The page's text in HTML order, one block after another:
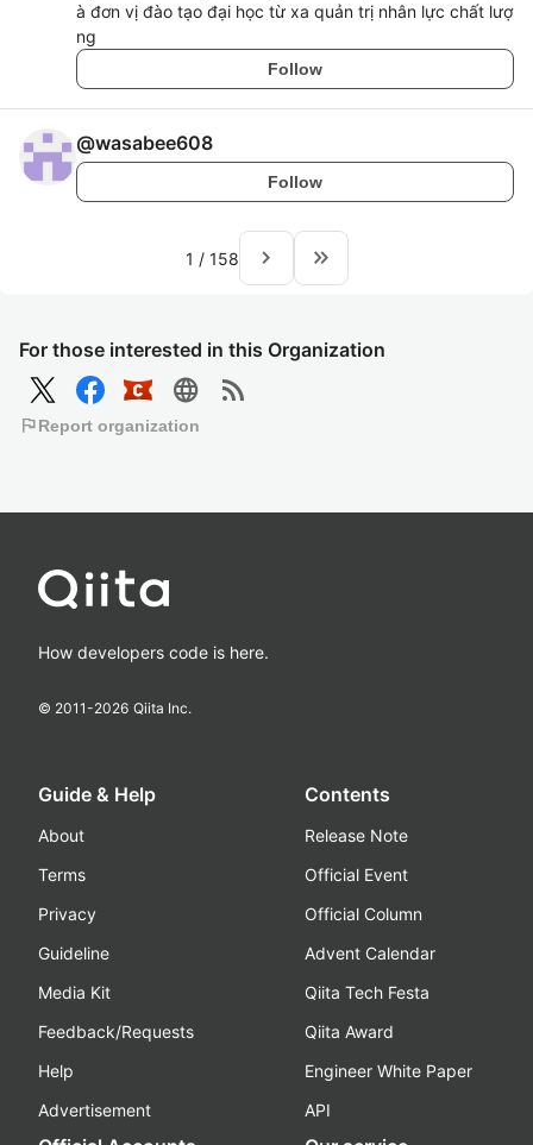
For those interested in this Organization
language rss_feed
flagReport organization
à đơn vị đào tạo đại học từ xa quản trị nhân lực chất lượ
ng
Follow
@wasabee608
Follow
1 / 158 navigate_next keyboard_double_arrow_right
How developers code is here.
© 2011-2026 Qiita Inc.
Guide & Help
About
Terms
Privacy
Guideline
Media Kit
Feedback/Requests
Help
Advertisement
Contents
Release Note
Official Event
Official Column
Advent Calendar
Qiita Tech Festa
Qiita Award
Engineer White Paper
API